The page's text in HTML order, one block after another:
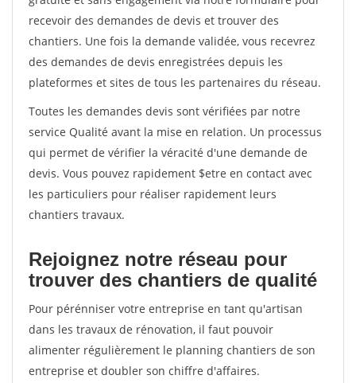
recevoir des demandes de devis et trouver des
chantiers. Une fois la demande validée, vous recevrez
des demandes de devis enregistrées depuis les
plateformes et sites de tous les partenaires du réseau.
Toutes les demandes devis sont vérifiées par notre
service Qualité avant la mise en relation. Un processus
qui permet de vérifier la véracité d'une demande de
devis. Vous pouvez rapidement $etre en contact avec
les particuliers pour réaliser rapidement leurs
chantiers travaux.
Rejoignez notre réseau pour
trouver des chantiers de qualité
Pour pérénniser votre entreprise en tant qu'artisan
dans les travaux de rénovation, il faut pouvoir
alimenter régulièrement le planning chantiers de son
entreprise et doubler son chiffre d'affaires.